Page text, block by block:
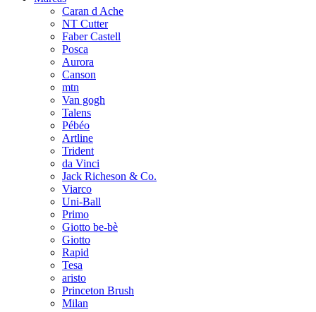
Caran d Ache
NT Cutter
Faber Castell
Posca
Aurora
Canson
mtn
Van gogh
Talens
Pébéo
Artline
Trident
da Vinci
Jack Richeson & Co.
Viarco
Uni-Ball
Primo
Giotto be-bè
Giotto
Rapid
Tesa
aristo
Princeton Brush
Milan